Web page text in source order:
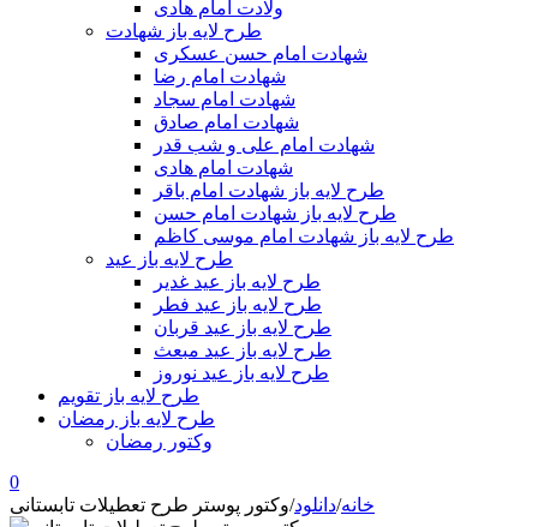
ولادت امام هادی
طرح لایه باز شهادت
شهادت امام حسن عسکری
شهادت امام رضا
شهادت امام سجاد
شهادت امام صادق
شهادت امام علی و شب قدر
شهادت امام هادی
طرح لایه باز شهادت امام باقر
طرح لایه باز شهادت امام حسن
طرح لایه باز شهادت امام موسی کاظم
طرح لایه باز عید
طرح لایه باز عید غدیر
طرح لایه باز عید فطر
طرح لایه باز عید قربان
طرح لایه باز عید مبعث
طرح لایه باز عید نوروز
طرح لایه باز تقویم
طرح لایه باز رمضان
وکتور رمضان
0
خانه/دانلود/وکتور پوستر طرح تعطیلات تابستانی